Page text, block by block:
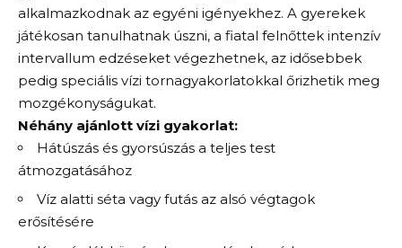
alkalmazkodnak az egyéni igényekhez. A gyerekek
játékosan tanulhatnak úszni, a fiatal felnőttek intenzív
intervallum edzéseket végezhetnek, az idősebbek
pedig speciális vízi tornagyakorlatokkal őrizhetik meg
mozgékonyságukat.
Néhány ajánlott vízi gyakorlat:
Hátúszás és gyorsúszás a teljes test
átmozgatásához
Víz alatti séta vagy futás az alsó végtagok
erősítésére